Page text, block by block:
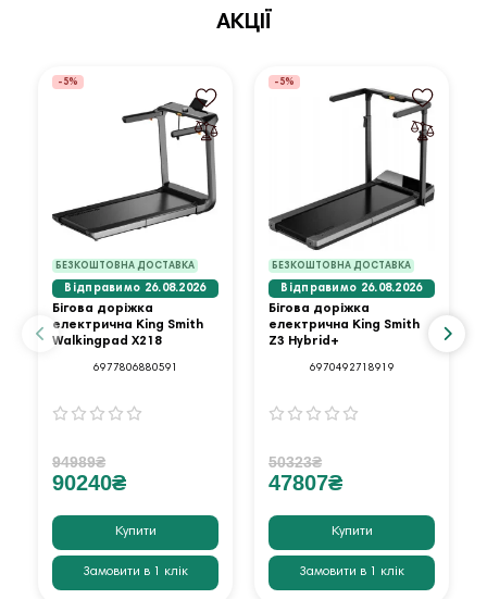
АКЦІЇ
БЕЗКОШТОВНА ДОСТАВКА
-5%
Відправимо 26.08.2026
Бігова доріжка
електрична King Smith
Walkingpad X218
6977806880591
94989₴
90240₴
Купити
Замовити в 1 клік
БЕЗКОШТОВНА ДОСТАВКА
-5%
Відправимо 26.08.2026
Бігова доріжка
електрична King Smith
Z3 Hybrid+
6970492718919
50323₴
47807₴
Купити
Замовити в 1 клік